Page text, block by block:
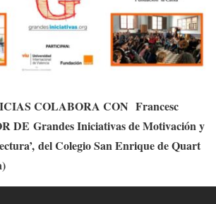
COLABORA CON Francesc
DE Grandes Iniciativas de Motivación y
del Colegio San Enrique de Quart